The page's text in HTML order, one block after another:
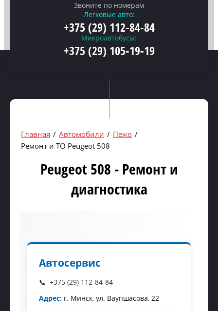
Звоните по номерам
Легковые авто:
+375 (29) 112-84-84
Микроавтобусы:
+375 (29) 105-19-19
Главная / Автомобили / Пежо /
Ремонт и ТО Peugeot 508
Peugeot 508 - Ремонт и
диагностика
Автосервис
+375 (29) 112-84-84
Адрес: г. Минск, ул. Ваупшасова, 22